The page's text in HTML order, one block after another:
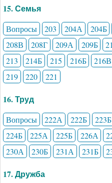
15. Семья
Вопросы 203 204А 204Б
208В
208Г 209А 209Б
213
214Б 215 216Б 216В
219
220 221
16. Труд
Вопросы 222А 222Б 223Б
224Б
225А 225Б 226А
230А
230Б 231А 231Б
17. Дружба